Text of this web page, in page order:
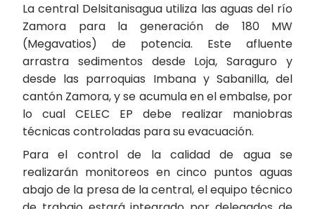
La central Delsitanisagua utiliza las aguas del río
Zamora para la generación de 180 MW
(Megavatios) de potencia. Este afluente
arrastra sedimentos desde Loja, Saraguro y
desde las parroquias Imbana y Sabanilla, del
cantón Zamora, y se acumula en el embalse, por
lo cual CELEC EP debe realizar maniobras
técnicas controladas para su evacuación.
Para el control de la calidad de agua se
realizarán monitoreos en cinco puntos aguas
abajo de la presa de la central, el equipo técnico